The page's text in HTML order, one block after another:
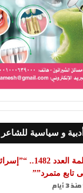
و سياسية للشاعر
كلمة العدد
تابع متمرد””
منذ 3 أيام